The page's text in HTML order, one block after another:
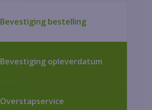
Bevestiging bestelling
Bevestiging opleverdatum
Overstapservice